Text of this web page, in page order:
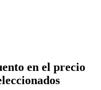
en el precio